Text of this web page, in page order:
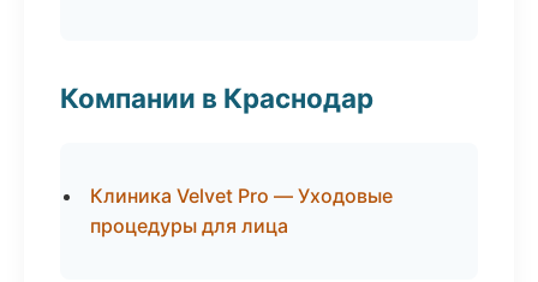
Компании в Краснодар
Клиника Velvet Pro — Уходовые
процедуры для лица